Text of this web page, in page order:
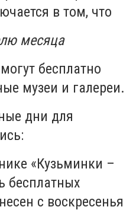
в том, что
месяца
бесплатно
музеи и галереи.
дни для
«Кузьминки –
бесплатных
с воскресенья